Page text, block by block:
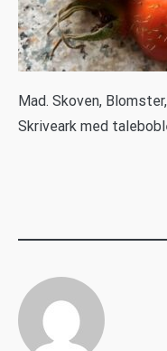
Mad. Skoven,
Skriveark med